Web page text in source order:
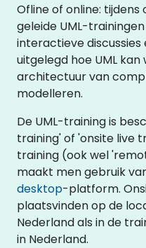
Ofline of online:
geleide UML-
interactieve
uitgelegd hoe UML
architectuur van
modelleren.
De UML-training is
training' of 'onsite live
training (ook wel
maakt men gebruik
desktop-platform.
plaatsvinden op de
Nederland als in de
in Nederland.